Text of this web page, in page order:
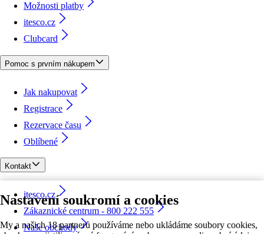
Nastavení soukromí a cookies
My a našich 18 partnerů používáme nebo ukládáme soubory cookies,
Možnosti platby
itesco.cz
Clubcard
Pomoc s prvním nákupem
Jak nakupovat
Registrace
Rezervace času
Oblíbené
Kontakt
itesco.cz
Zákaznické centrum - 800 222 555
Naše obchody